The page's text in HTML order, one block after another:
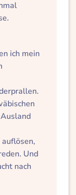
ich mein
Und
nach